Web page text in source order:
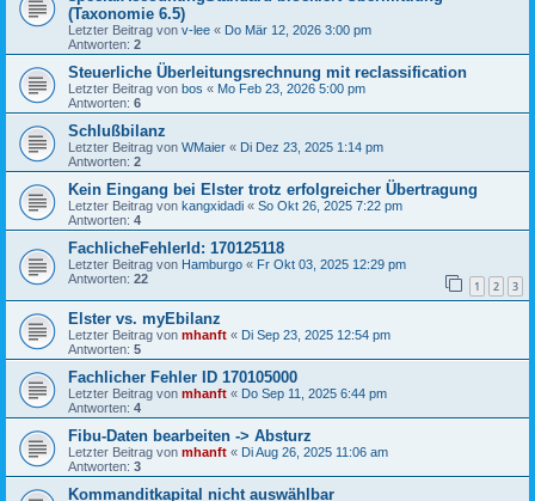
(Taxonomie 6.5)
Letzter Beitrag von v-lee « Do Mär 12, 2026 3:00 pm
Antworten: 2
Steuerliche Überleitungsrechnung mit reclassification
Letzter Beitrag von bos « Mo Feb 23, 2026 5:00 pm
Antworten: 6
Schlußbilanz
Letzter Beitrag von WMaier « Di Dez 23, 2025 1:14 pm
Antworten: 2
Kein Eingang bei Elster trotz erfolgreicher Übertragung
Letzter Beitrag von kangxidadi « So Okt 26, 2025 7:22 pm
Antworten: 4
FachlicheFehlerId: 170125118
Letzter Beitrag von Hamburgo « Fr Okt 03, 2025 12:29 pm
Antworten: 22 1 2 3
Elster vs. myEbilanz
Letzter Beitrag von mhanft « Di Sep 23, 2025 12:54 pm
Antworten: 5
Fachlicher Fehler ID 170105000
Letzter Beitrag von mhanft « Do Sep 11, 2025 6:44 pm
Antworten: 4
Fibu-Daten bearbeiten -> Absturz
Letzter Beitrag von mhanft « Di Aug 26, 2025 11:06 am
Antworten: 3
Kommanditkapital nicht auswählbar